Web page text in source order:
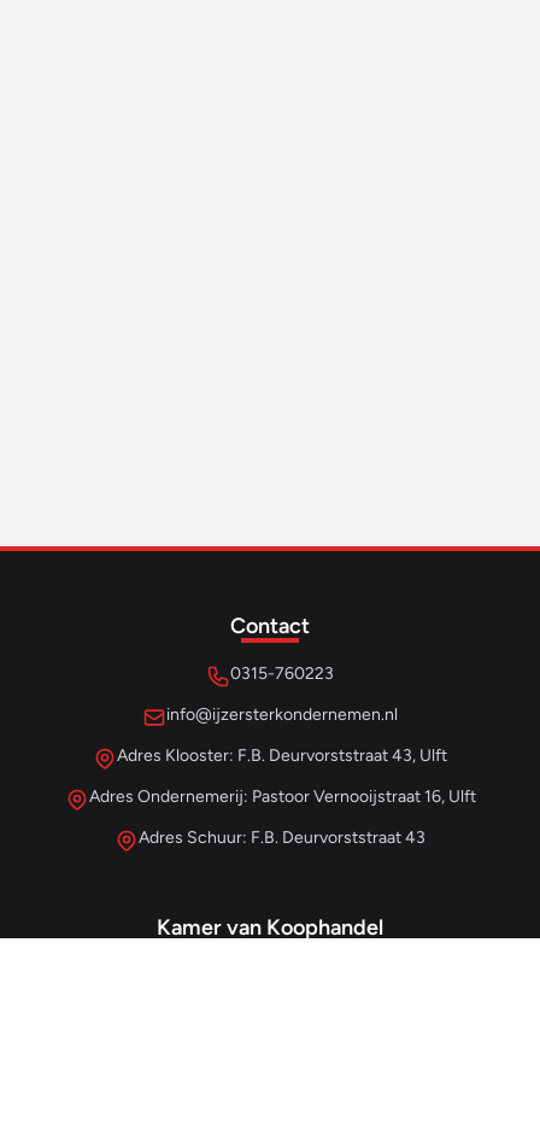
Contact
0315-760223
info@ijzersterkondernemen.nl
Adres Klooster: F.B. Deurvorststraat 43, Ulft
Adres Ondernemerij: Pastoor Vernooijstraat 16, Ulft
Adres Schuur: F.B. Deurvorststraat 43
Kamer van Koophandel